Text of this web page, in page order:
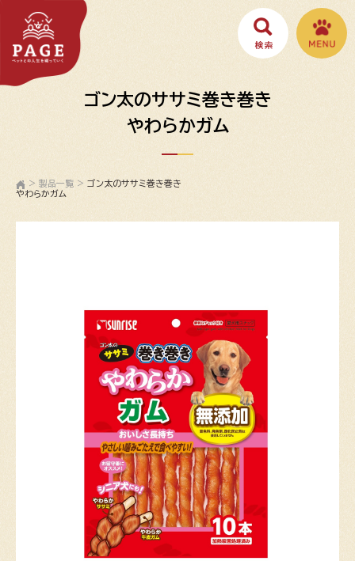
ゴン太のササミ巻き巻き
やわらかガム
> 製品一覧 > ゴン太のササミ巻き巻き
やわらかガム